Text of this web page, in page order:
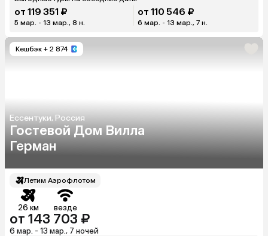
от 119 351 ₽
5 мар. - 13 мар., 8 н.
от 110 546 ₽
6 мар. - 13 мар., 7 н.
Кешбэк + 2 874
Ессентуки, Россия
Гостевой Дом Вилла
Герман
Летим Аэрофлотом
26 км везде
от 143 703 ₽
6 мар. - 13 мар., 7 ночей